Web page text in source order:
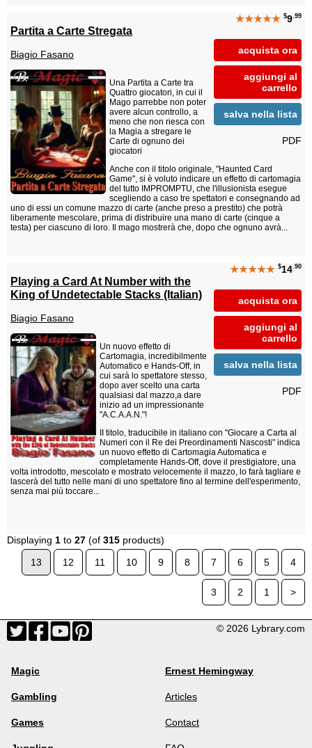
★★★★★ $9.99
acquista ora
aggiungi al
carrello
salva nella lista
PDF
Partita a Carte Stregata
Biagio Fasano
Una Partita a Carte tra
Quattro giocatori, in cui il
Mago parrebbe non poter
avere alcun controllo, a
meno che non riesca con
la Magia a stregare le
Carte di ognuno dei
giocatori
Anche con il titolo originale, "Haunted Card
Game", si è voluto indicare un effetto di cartomagia
del tutto IMPROMPTU, che l'illusionista esegue
scegliendo a caso tre spettatori e consegnando ad
uno di essi un comune mazzo di carte (anche preso a prestito) che potrà
liberamente mescolare, prima di distribuire una mano di carte (cinque a
testa) per ciascuno di loro. Il mago mostrerà che, dopo che ognuno avrà...
★★★★★ $14.90
acquista ora
aggiungi al
carrello
salva nella lista
PDF
Playing a Card At Number with the
King of Undetectable Stacks (Italian)
Biagio Fasano
Un nuovo effetto di
Cartomagia, incredibilmente
Automatico e Hands-Off, in
cui sarà lo spettatore stesso,
dopo aver scelto una carta
qualsiasi dal mazzo,a dare
inizio ad un impressionante
"A.C.A.A.N."!
II titolo, traducibile in italiano con "Giocare a Carta al
Numeri con il Re dei Preordinamenti Nascosti" indica
un nuovo effetto di Cartomagia Automatica e
completamente Hands-Off, dove il prestigiatore, una
volta introdotto, mescolato e mostrato velocemente il mazzo, lo farà tagliare e
lascerà del tutto nelle mani di uno spettatore fino al termine dell'esperimento,
senza mai più toccare...
Displaying 1 to 27 (of 315 products)
13
12 11 10 9 8 7 6 5 4
3 2 1 >
© 2026 Lybrary.com
Magic
Gambling
Games
Ernest Hemingway
Articles
Contact